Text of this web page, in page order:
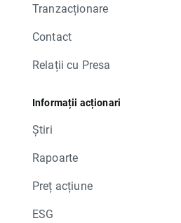
Tranzacționare
Contact
Relații cu Presa
Informații acționari
Știri
Rapoarte
Preț acțiune
ESG